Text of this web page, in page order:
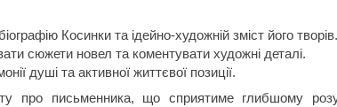
Косинки та ідейно-художній зміст його творів.
сюжети новел та коментувати художні деталі.
душі та активної життєвої позиції.
про письменника, що сприятиме глибшому